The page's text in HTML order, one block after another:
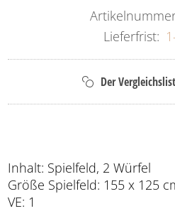
Lieferfrist:
Inhalt: Spielfeld, 2 Würfel
Größe Spielfeld: 155 x 125
VE: 1